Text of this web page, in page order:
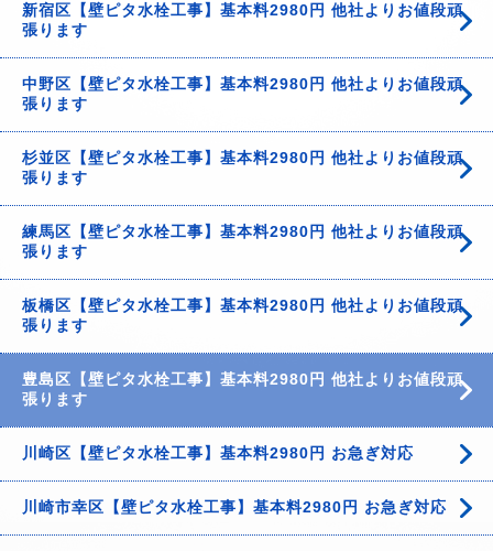
新宿区【壁ピタ水栓工事】基本料2980円 他社よりお値段頑
張ります
中野区【壁ピタ水栓工事】基本料2980円 他社よりお値段頑
張ります
杉並区【壁ピタ水栓工事】基本料2980円 他社よりお値段頑
張ります
練馬区【壁ピタ水栓工事】基本料2980円 他社よりお値段頑
張ります
板橋区【壁ピタ水栓工事】基本料2980円 他社よりお値段頑
張ります
豊島区【壁ピタ水栓工事】基本料2980円 他社よりお値段頑
張ります
川崎区【壁ピタ水栓工事】基本料2980円 お急ぎ対応
川崎市幸区【壁ピタ水栓工事】基本料2980円 お急ぎ対応